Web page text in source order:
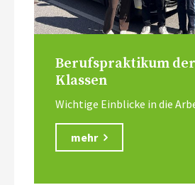
Berufspraktikum der
Klassen
Wichtige Einblicke in die
mehr